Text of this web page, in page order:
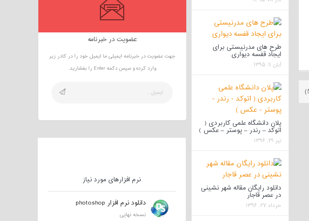
طرح های مدرنیستی برای
ایجاد قفسه دیواری
آبان ۱۱, ۱۳۹۵
پلان دانشگاه علمی کاربردی (
اتوکد – رندر – پوستر – عکس )
تیر ۳۱, ۱۳۹۶
دانلود رایگان مقاله شهر نشینی
در عصر قاجار
خرداد ۲۷, ۱۳۹۶
عضویت در خبرنامه
جهت عضویت در خبرنامه ایمیلی ما ایمیل خود را در کادر زیر
وارد کرده و سپس دکمه Enter را بفشارید.
نرم افزارهای مورد نیاز
دانلود نرم افزار photoshop
نسخه نهایی